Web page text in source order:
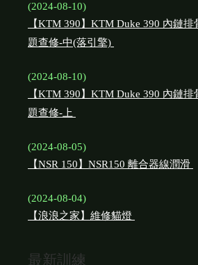
(2024-08-10)
【KTM 390】KTM Duke 390 內鏈排
題查修-中(落引擎)
(2024-08-10)
【KTM 390】KTM Duke 390 內鏈排
題查修-上
(2024-08-05)
【NSR 150】NSR150 離合器線潤滑
(2024-08-04)
【浪浪之家】維修貓燈
最新訓練